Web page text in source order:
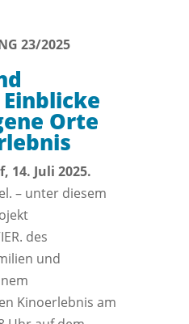
23/2025
Orte
14. Juli 2025.
– unter diesem
des
und
Kinoerlebnis am